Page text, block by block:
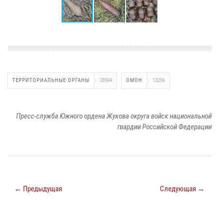
ТЕРРИТОРИАЛЬНЫЕ ОРГАНЫ 28594 ОМОН 13206
Пресс-служба Южного ордена Жукова округа войск национальной
гвардии Российской Федерации
← Предыдущая Следующая →